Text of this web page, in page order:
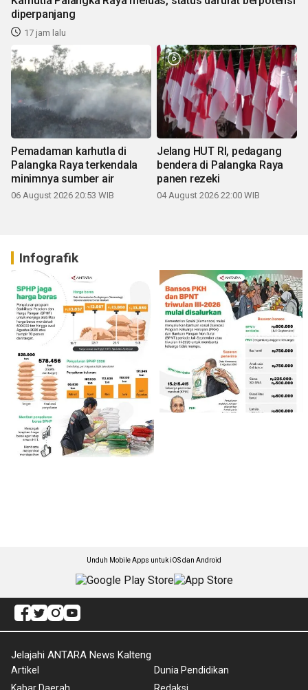
diperpanjang
17 jam lalu
Pemadaman karhutla di
Palangka Raya terkendala
minimnya sumber air
06 August 2026 20:53 WIB
Jelang HUT RI, pedagang
bendera di Palangka Raya
panen rezeki
04 August 2026 22:00 WIB
Infografik
Unduh Mobile Apps untuk iOS dan Android
Jelajahi ANTARA News Kalteng
Artikel
Dunia Pendidikan